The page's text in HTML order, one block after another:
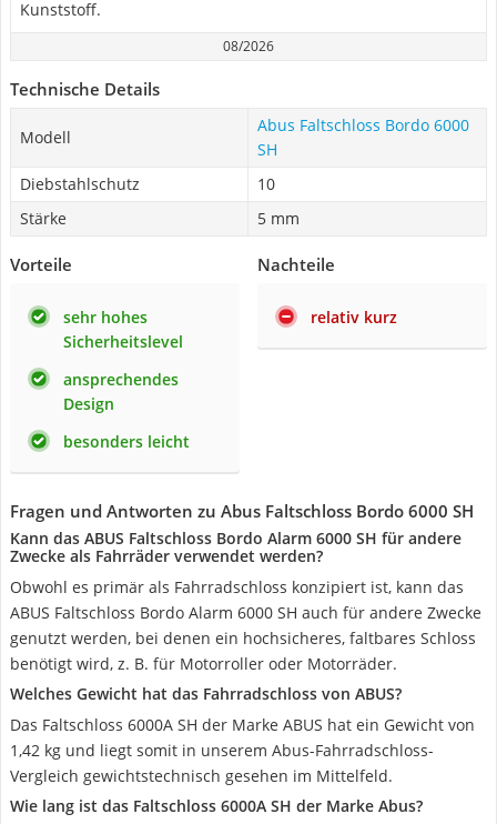
Kunststoff.
08/2026
Technische Details
Modell
Abus Faltschloss Bordo 6000
SH
Diebstahlschutz
10
Stärke
5 mm
Vorteile
sehr hohes
Sicherheitslevel
ansprechendes
Design
besonders leicht
Nachteile
relativ kurz
Fragen und Antworten zu Abus Faltschloss Bordo 6000 SH
Kann das ABUS Faltschloss Bordo Alarm 6000 SH für andere
Zwecke als Fahrräder verwendet werden?
Obwohl es primär als Fahrradschloss konzipiert ist, kann das
ABUS Faltschloss Bordo Alarm 6000 SH auch für andere Zwecke
genutzt werden, bei denen ein hochsicheres, faltbares Schloss
benötigt wird, z. B. für Motorroller oder Motorräder.
Welches Gewicht hat das Fahrradschloss von ABUS?
Das Faltschloss 6000A SH der Marke ABUS hat ein Gewicht von
1,42 kg und liegt somit in unserem Abus-Fahrradschloss-
Vergleich gewichtstechnisch gesehen im Mittelfeld.
Wie lang ist das Faltschloss 6000A SH der Marke Abus?